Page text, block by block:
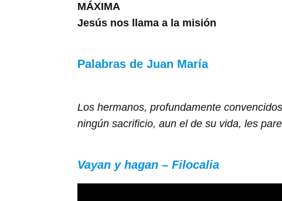
MÁXIMA
Jesús nos llama a la misión
Palabras de Juan María
Los hermanos, profundamente
ningún sacrificio, aun el de su vida, les
Vayan y hagan – Filocalia